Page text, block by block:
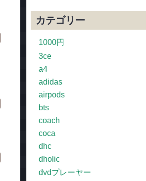
カテゴリー
1000円
3ce
a4
adidas
airpods
bts
coach
coca
dhc
dholic
dvdプレーヤー